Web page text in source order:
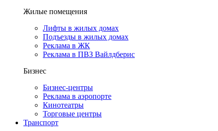
Жилые помещения
Лифты в жилых домах
Подъезды в жилых домах
Реклама в ЖК
Реклама в ПВЗ Вайлдберис
Бизнес
Бизнес-центры
Реклама в аэропорте
Кинотеатры
Торговые центры
Транспорт